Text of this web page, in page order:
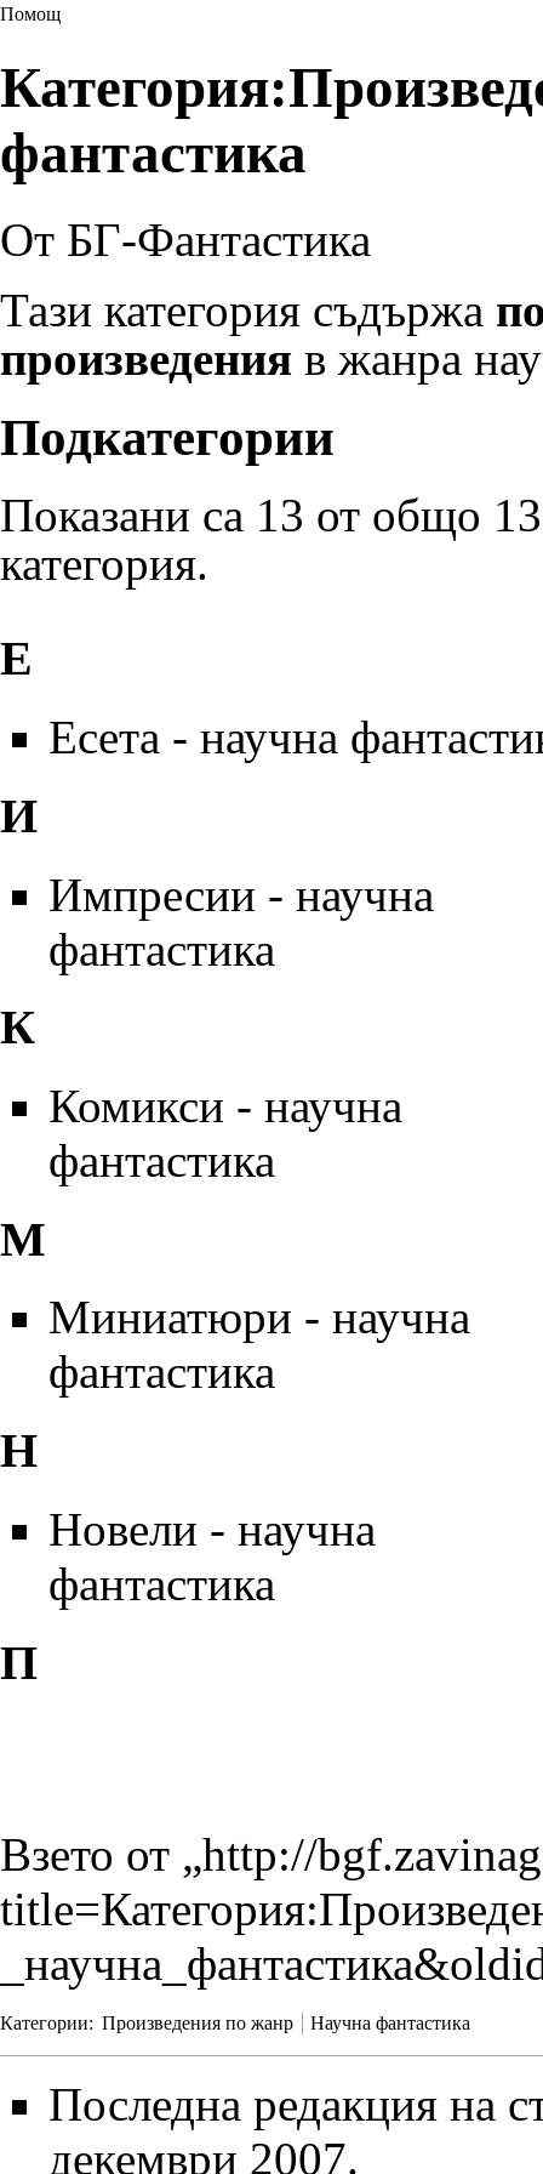
Помощ
фантастика
От БГ-Фантастика
Тази категория съдържа
произведения в жанра
Подкатегории
Показани са 13 от общо
категория.
Е
Есета - научна
И
Импресии - научна
фантастика
К
Комикси - научна
фантастика
М
Миниатюри - научна
фантастика
Н
Новели - научна
фантастика
П
Взето от „http://
Категории: Произведения по жанр Научна фантастика
Последна редакция на
декември 2007.